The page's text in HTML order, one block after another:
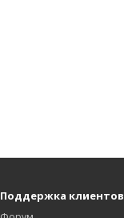
Поддержка клиентов